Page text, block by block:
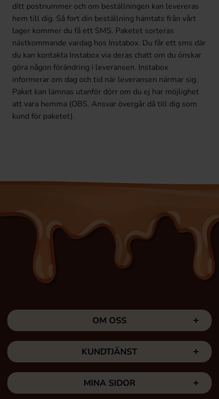
ditt postnummer och om beställningen kan levereras
hem till dig. Så fort din beställning hämtats från vårt
lager kommer du få ett SMS. Paketet sorteras
nästkommande vardag hos Instabox. Du får ett sms där
du kan kontakta Instabox via deras chatt om du önskar
göra någon förändring i leveransen. Instabox
informerar om dag och tid när leveransen närmar sig.
Paket kan lämnas utanför dörr om du ej har möjlighet
att vara hemma (OBS. Ansvar övergår då till dig som
kund för paketet).
OM OSS
KUNDTJÄNST
MINA SIDOR